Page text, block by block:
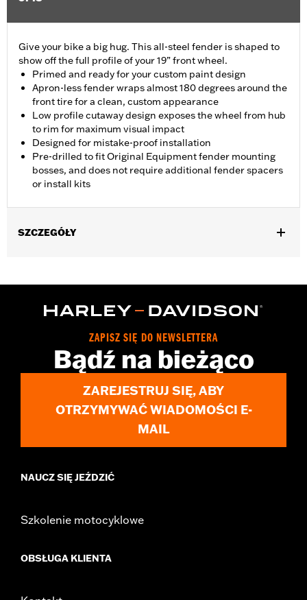
Give your bike a big hug. This all-steel fender is shaped to
show off the full profile of your 19” front wheel.
Primed and ready for your custom paint design
Apron-less fender wraps almost 180 degrees around the
front tire for a clean, custom appearance
Low profile cutaway design exposes the wheel from hub
to rim for maximum visual impact
Designed for mistake-proof installation
Pre-drilled to fit Original Equipment fender mounting
bosses, and does not require additional fender spacers
or install kits
SZCZEGÓŁY
not fit with Fender Tip Assembly P/N 59600003 or 59600006.
Does not fit Trike models.
Installation Instructions
Additional Colors Available
Sold In Units:Each
Fender and mounting hardware
2 year limited warranty – Go to
www.h-
d.com/warrantyfor full details
ZAPISZ SIĘ DO NEWSLETTERA
Bądź na bieżąco
ZAREJESTRUJ SIĘ, ABY
OTRZYMYWAĆ WIADOMOŚCI E-
MAIL
NAUCZ SIĘ JEŹDZIĆ
Szkolenie motocyklowe
OBSŁUGA KLIENTA